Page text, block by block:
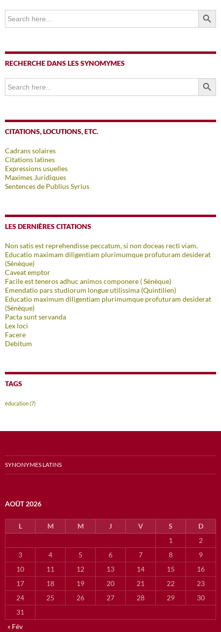
Search
for:
SEARCH
RECHERCHE DANS LES SYNOMYMES
Search
for:
SEARCH
CITATIONS, LOCUTIONS, ETC.
Cadrans solaires
Citations latines
Expressions usuelles
Maximes Juridiques
Sentences de Publius Syrius
LES DERNIÈRES CITATIONS
Non satis est reprehendisse peccatum, si non doceas recti viam.
Educatio maximam diligentiam plurimumque profuturam desiderat
(Sénèque)
Caveat emptor
Facile est teneros adhuc animos componere ( Sénèque)
Emendatio pars studiorum longue utilissima (Quintilien)
Educatio maximum diligentiam plurimumque profuturam desiderat
(Sénèque)
Pacta sunt servanda
Lex loci
Facere
Debitum
TAGS
éducation(7)
SYNONYMES LATINS
AOÛT 2026
L M M J V S
D
1
2
3
4 5 6 7 8
9
10
11 12 13 14 15
16
17
18 19 20 21 22
23
24
25 26 27 28 29
30
31
« Fév